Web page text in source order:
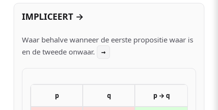
IMPLICEERT →
Waar behalve wanneer de eerste propositie waar is
en de tweede onwaar.
→
p q p → q